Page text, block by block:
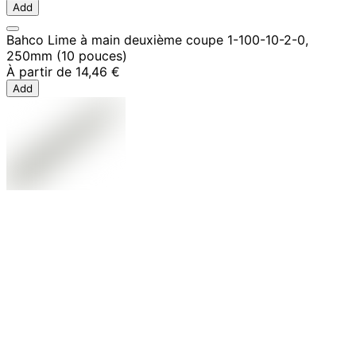
Add
Bahco Lime à main deuxième coupe 1-100-10-2-0,
250mm (10 pouces)
À partir de 14,46 €
Add